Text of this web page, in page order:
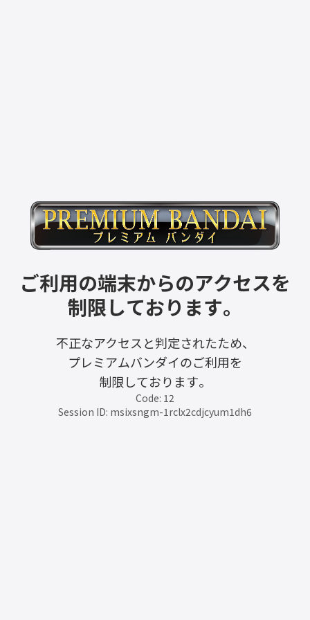
ご利用の端末からのアクセスを
制限しております。
不正なアクセスと判定されたため、
プレミアムバンダイのご利用を
制限しております。
Code: 12
Session ID: msixsngm-1rclx2cdjcyum1dh6